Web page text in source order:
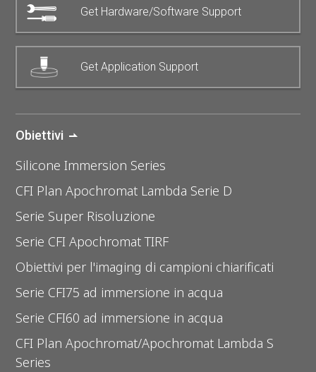
Get Hardware/Software Support
Get Application Support
Obiettivi
Silicone Immersion Series
CFI Plan Apochromat Lambda Serie D
Serie Super Risoluzione
Serie CFI Apochromat TIRF
Obiettivi per l'imaging di campioni chiarificati
Serie CFI75 ad immersione in acqua
Serie CFI60 ad immersione in acqua
CFI Plan Apochromat/Apochromat Lambda S
Series